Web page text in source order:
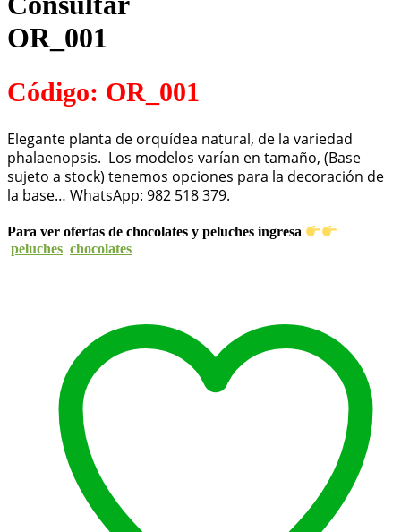
OR_001
Código: OR_001
Elegante planta de orquídea natural, de la variedad
phalaenopsis. Los modelos varían en tamaño, (Base
sujeto a stock) tenemos opciones para la decoración de
la base… WhatsApp: 982 518 379.
Para ver ofertas de chocolates y peluches ingresa
peluches chocolates